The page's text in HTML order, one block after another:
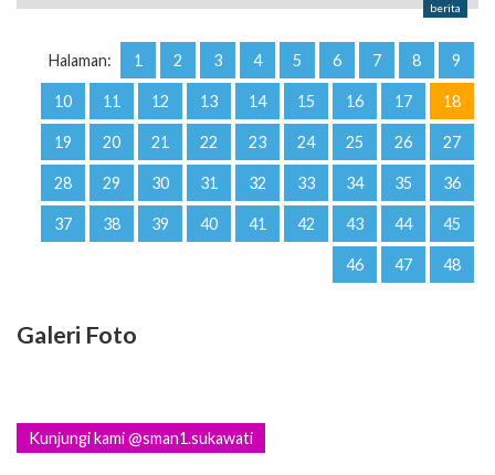
berita
Halaman: 1 2 3 4 5 6 7 8 9
10 11 12 13 14 15 16 17 18
19 20 21 22 23 24 25 26 27
28 29 30 31 32 33 34 35 36
37 38 39 40 41 42 43 44 45
46 47 48
Galeri Foto
Kunjungi kami @sman1.sukawati